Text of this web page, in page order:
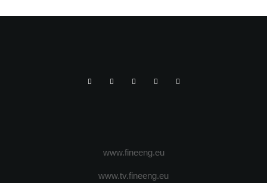
www.fineeng.eu
www.tv.fineeng.eu